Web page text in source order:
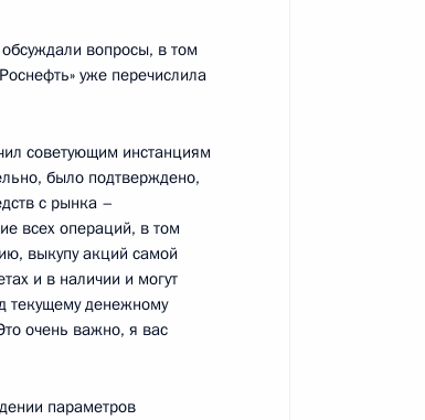
хозяйства
вопросы, в том
уже перечислила
советующим инстанциям
было подтверждено,
с рынка –
всех операций, в том
выкупу акций самой
и в наличии и могут
текущему денежному
очень важно, я вас
параметров